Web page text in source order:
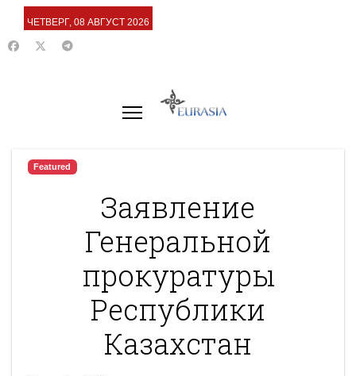
ЧЕТВЕРГ, 08 АВГУСТ 2026
Featured
Заявление
Генеральной
прокуратуры
Республики
Казахстан